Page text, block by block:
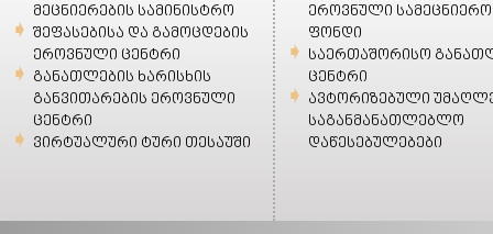
მეცნიერების სამინისტრო
შეფასებისა და გამოცდების
ეროვნული ცენტრი
განათლების ხარისხის
განვითარების ეროვნული
ცენტრი
ვირტუალური ტური თესაუში
ეროვნული სამეცნიერო
ფონდი
საერთაშორისო
ცენტრი
ავტორიზებული
საგანმანათლებლო
დაწესებულებები